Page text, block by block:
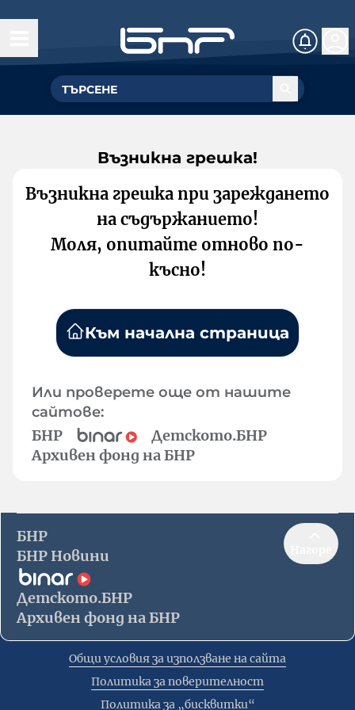
Възникна грешка!
Възникна грешка при зареждането
на съдържанието!
Моля, опитайте отново по-
късно!
Към начална страница
Или проверете още от нашите
сайтове:
БНР
Детското.БНР
Архивен фонд на БНР
БНР
БНР Новини
Детското.БНР
Архивен фонд на БНР
Общи условия за използване на сайта
Политика за поверителност
Политика за „бисквитки“